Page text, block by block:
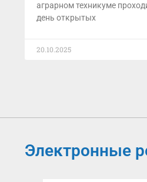
аграрном техникуме
день открытых
20.10.2025
Электронные